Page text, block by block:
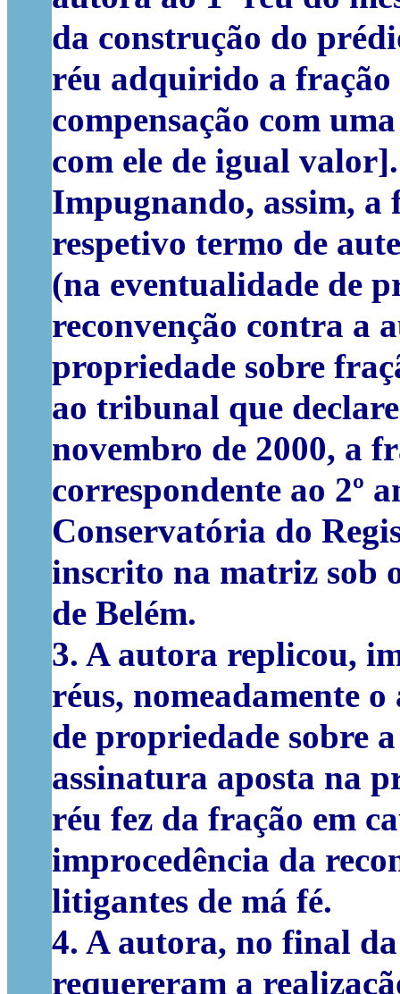
da construção do
réu adquirido a fração
compensação com
com ele de igual valor].
Impugnando, assim, a
respetivo termo de
(na eventualidade de
reconvenção contra a
propriedade sobre
ao tribunal que
novembro de 2000, a
correspondente ao 2º
Conservatória do
inscrito na matriz sob
de Belém.
3. A autora replicou,
réus, nomeadamente
de propriedade sobre
assinatura aposta na
réu fez da fração em
improcedência da
litigantes de má fé.
4. A autora, no final da
requereram a